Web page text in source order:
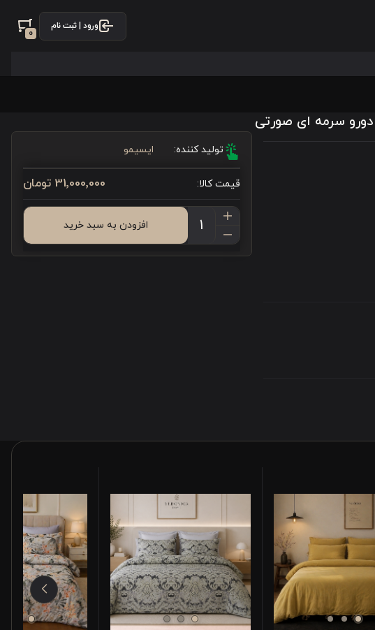
ورود | ثبت نام
0
تولید کننده: ایسیمو
قیمت کالا: 31٬000٬000 تومان
افزودن به سبد خرید